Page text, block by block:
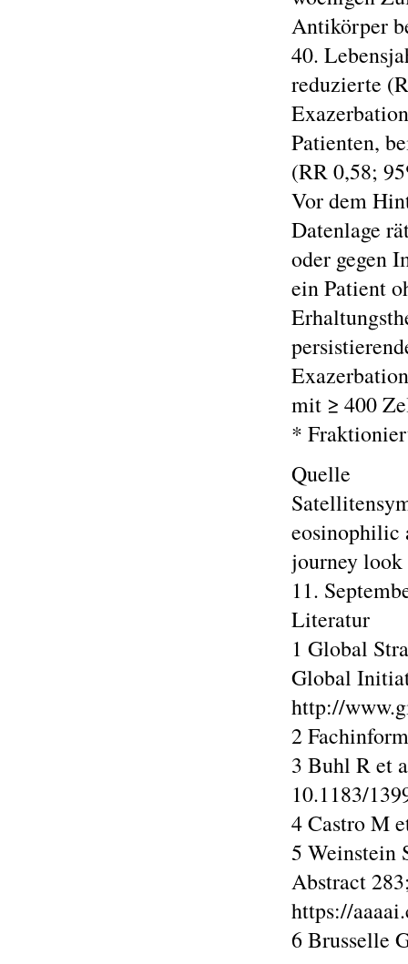
Antikörper
40.
reduzierte
Patienten,
(RR 0,58;
Vor dem
Datenlage
oder gegen
ein Patient
mit ≥ 400
*
Quelle
eosinophilic
journey
11.
Literatur
1 Global
Global
http://
2
3 Buhl R et
10.1183/
4 Castro M
5 Weinstein
Abstract
https://
6 Brusselle